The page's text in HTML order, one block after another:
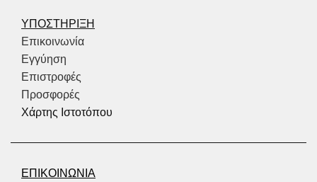
ΥΠΟΣΤΗΡΙΞΗ
Επικοινωνία
Εγγύηση
Επιστροφές
Προσφορές
Χάρτης Ιστοτόπου
ΕΠΙΚΟΙΝΩΝΙΑ